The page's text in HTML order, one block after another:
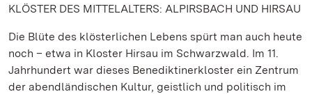
KLÖSTER DES MITTELALTERS: ALPIRSBACH UND HIRSAU
Die Blüte des klösterlichen Lebens spürt man auch heute
noch – etwa in Kloster Hirsau im Schwarzwald. Im 11.
Jahrhundert war dieses Benediktinerkloster ein Zentrum
der abendländischen Kultur, geistlich und politisch im